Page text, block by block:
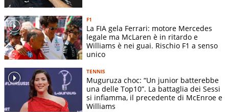
7 Barcelona GP 0
(12) -
Alexander
Albon
Austria GP 0
Alexander
Albon (17) -
Carlos Sainz
F1
La FIA gela Ferrari: motore Mercedes
legale ma McLaren è in ritardo e
Williams è nei guai. Rischio F1 a senso
unico
TENNIS
Muguruza choc: “Un junior batterebbe
una delle Top10”. La battaglia dei Sessi
si infiamma, il precedente di McEnroe e
Williams